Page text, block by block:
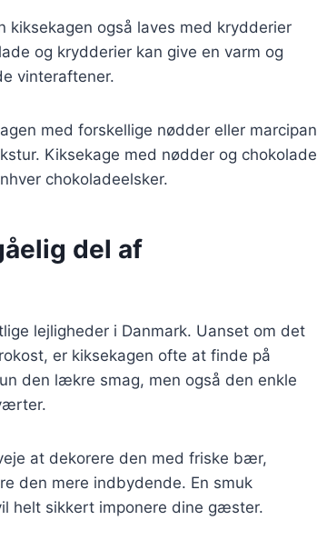
kiksekagen også laves med krydderier
og krydderier kan give en varm og
vinteraftener.
med forskellige nødder eller marcipan
Kiksekage med nødder og chokolade
chokoladeelsker.
del af
lejligheder i Danmark. Uanset om det
er kiksekagen ofte at finde på
den lækre smag, men også den enkle
at dekorere den med friske bær,
den mere indbydende. En smuk
helt sikkert imponere dine gæster.